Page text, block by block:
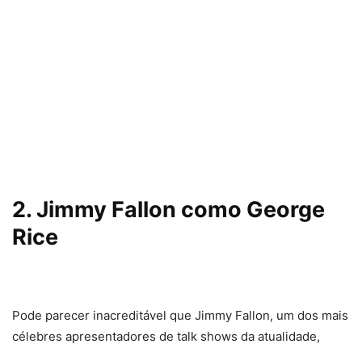
2. Jimmy Fallon como George
Rice
Pode parecer inacreditável que Jimmy Fallon, um dos mais
célebres apresentadores de talk shows da atualidade,